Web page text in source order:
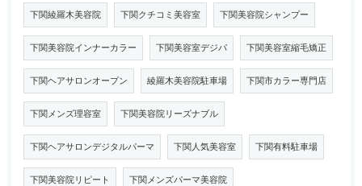
下関綾羅木美容院 下関クチコミ美容室 下関美容院シャンプー
下関美容院インナーカラー 下関美容室デジパ 下関美容室縮毛矯正
下関ヘアサロンオープン 綾羅木美容院駐車場 下関市カラー専門店
下関メンズ理容室 下関美容院リーズナブル
下関ヘアサロンデジタルパーマ 下関人気美容室 下関有料駐車場
下関美容院リピート 下関メンズパーマ美容院